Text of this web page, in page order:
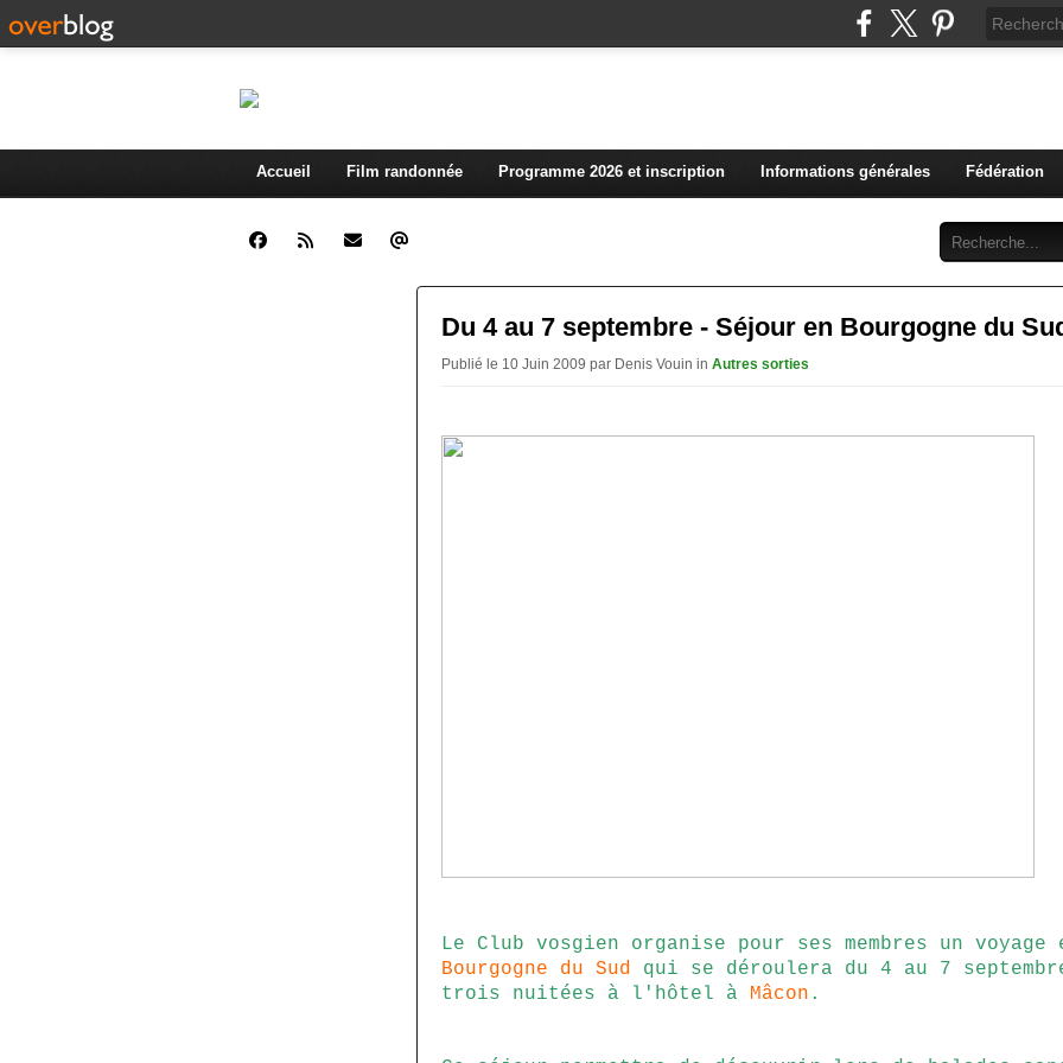
Accueil Film randonnée Programme 2026 et inscription Informations générales Fédération
Du 4 au 7 septembre - Séjour en Bourgogne du
Publié le 10 Juin 2009 par Denis Vouin in Autres sorties
Le Club vosgien organise pour ses membres un voyage
Bourgogne
du Sud qui se déroulera du 4 au 7
trois nuitées à l'hôtel à Mâcon .